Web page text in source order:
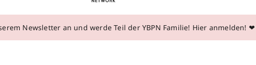
Newsletter an und werde Teil der YBPN Familie! Hier anmelden! ❤